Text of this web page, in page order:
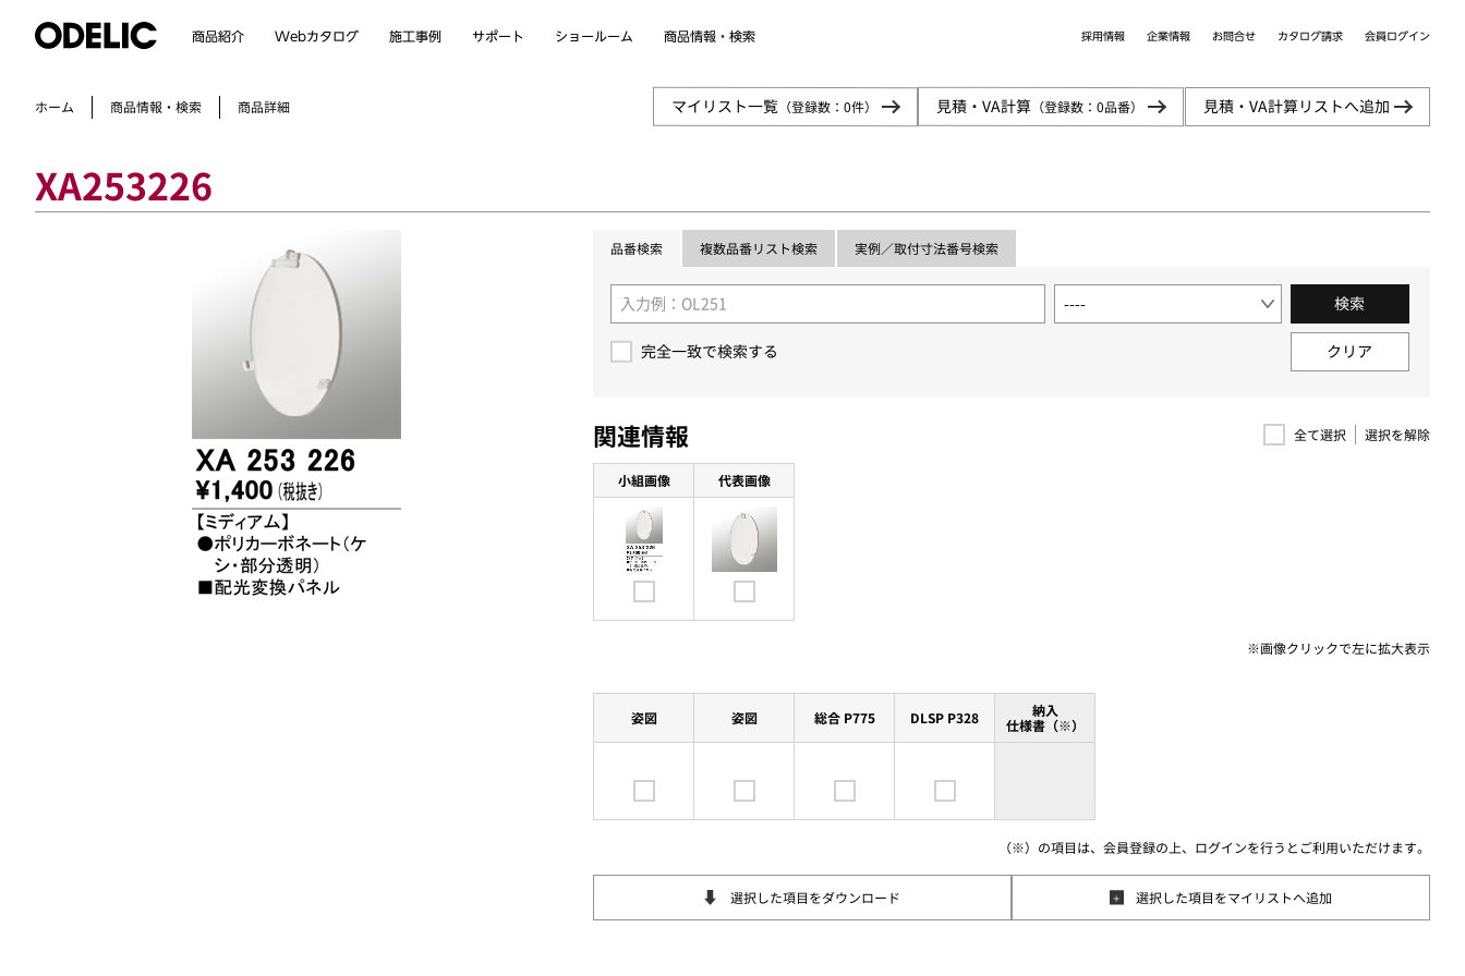
商品紹介 Webカタログ 施工事例 サポート ショールーム 商品情報・検索 採用情報 企業情報 お問合せ カタログ請求 会員ログイン
ホーム 商品情報・検索 商品詳細 マイリスト一覧 （登録数：0件） 見積・VA計算 （登録数：0品番） 見積・VA計算リストへ追加
XA253226
品番検索 複数品番リスト検索 実例／取付寸法番号検索
完全一致で検索する
検索
クリア
関連情報 全て選択 選択を解除
小組画像 代表画像
※画像クリックで左に拡大表示
姿図 姿図 総合 P775 DLSP P328
納入
仕様書（※）
（※）の項目は、会員登録の上、ログインを行うとご利用いただけます。
選択した項目をダウンロード 選択した項目をマイリストへ追加